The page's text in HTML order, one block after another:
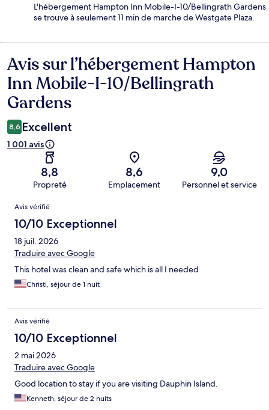
L'hébergement Hampton Inn Mobile-I-10/Bellingrath Gardens
se trouve à seulement 11 min de marche de Westgate Plaza.
Avis
Avis sur l’hébergement Hampton
Inn Mobile-I-10/Bellingrath
Gardens
8,6 Excellent
1 001 avis
8,8
Propreté
8,6
Emplacement
9,0
Personnel et service
Avis
Avis vérifié
10/10 Exceptionnel
18 juil. 2026
Traduire avec Google
This hotel was clean and safe which is all I needed
Christi, séjour de 1 nuit
Avis vérifié
10/10 Exceptionnel
2 mai 2026
Traduire avec Google
Good location to stay if you are visiting Dauphin Island.
Kenneth, séjour de 2 nuits